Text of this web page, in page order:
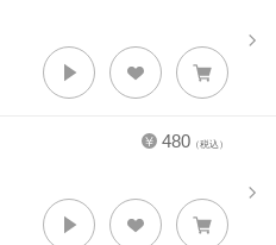
480 （税込）